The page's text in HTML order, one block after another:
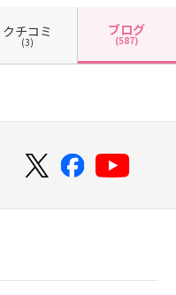
クチコミ
(3)
ブログ
(587)